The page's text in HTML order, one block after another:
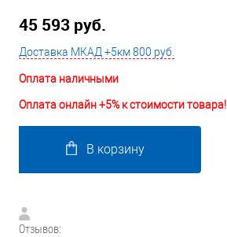
45 593 руб.
Доставка МКАД +5км 800 руб.
Оплата наличными
Оплата онлайн +5% к стоимости товара!
В корзину
Отзывов: